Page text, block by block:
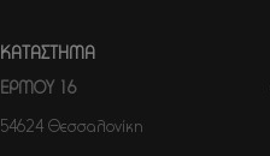
ΚΑΤΑΣΤΗΜΑ
ΕΡΜΟΥ 16
54624 Θεσσαλονίκη